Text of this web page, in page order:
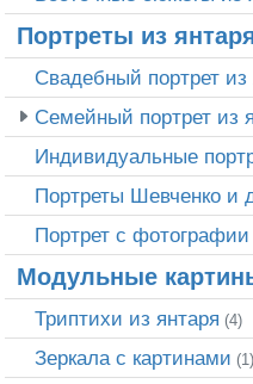
Портреты из
Свадебный портрет из
Семейный портрет из
Индивидуальные
Портрет c фотографии
Модульные
Триптихи из янтаря (4)
Зеркала с картинами (1)